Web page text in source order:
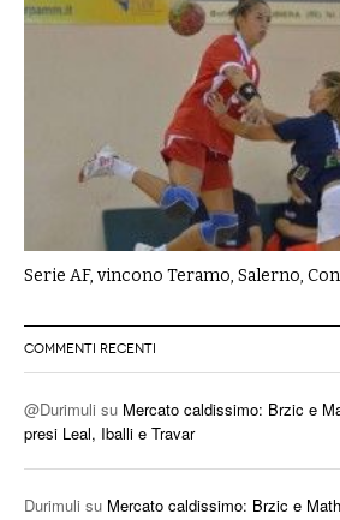
Serie AF, vincono Teramo, Salerno,
COMMENTI RECENTI
@Durimuli su Mercato caldissimo: Brzic e
presi Leal, Iballi e Travar
Durimuli su Mercato caldissimo: Brzic e